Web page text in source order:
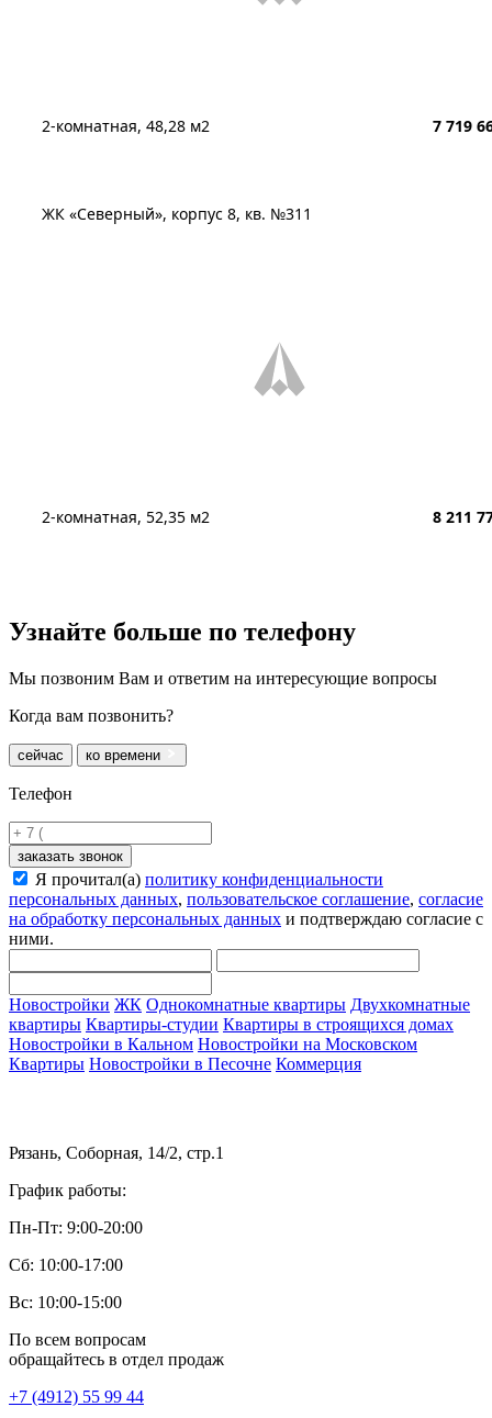
2-комнатная, 48,28 м2 7 719
ЖК «Северный», корпус 8, кв. №311
2-комнатная, 52,35 м2 8 211
Узнайте больше по телефону
Мы позвоним Вам и ответим на интересующие вопросы
Когда вам позвонить?
сейчас ко времени
Телефон
заказать звонок
Я прочитал(а) политику конфиденциальности
персональных данных, пользовательское соглашение, согласие
на обработку персональных данных и подтверждаю согласие с
ними.
Новостройки ЖК Однокомнатные квартиры Двухкомнатные
квартиры Квартиры-студии Квартиры в строящихся домах
Новостройки в Кальном Новостройки на Московском
Квартиры Новостройки в Песочне Коммерция
Рязань, Соборная, 14/2, стр.1
График работы:
Пн-Пт: 9:00-20:00
Сб: 10:00-17:00
Вс: 10:00-15:00
По всем вопросам
обращайтесь в отдел продаж
+7 (4912) 55 99 44